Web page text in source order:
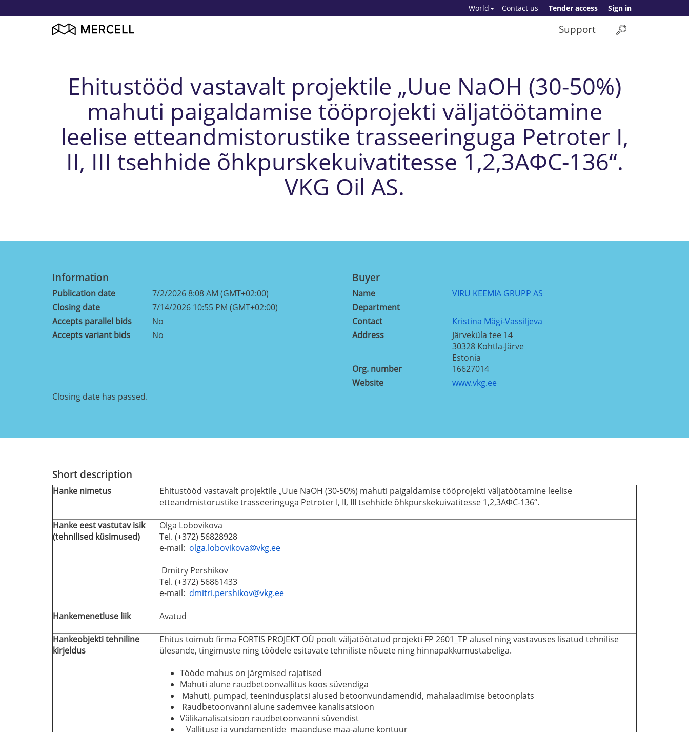
Sign in
Tender access
Contact us
World
Support
Ehitustööd vastavalt projektile „Uue NaOH (30-50%)
mahuti paigaldamise tööprojekti väljatöötamine
leelise etteandmistorustike trasseeringuga Petroter I,
II, III tsehhide õhkpurskekuivatitesse 1,2,3АФС-136“.
VKG Oil AS.
Information
Publication date
7/2/2026 8:08 AM (GMT+02:00)
Closing date
7/14/2026 10:55 PM (GMT+02:00)
Accepts parallel bids
No
Accepts variant bids
No
Buyer
Name
VIRU KEEMIA GRUPP AS
Department
Contact
Kristina Mägi-Vassiljeva
Address
Järveküla tee 14
30328 Kohtla-Järve
Estonia
Org. number
16627014
Website
www.vkg.ee
Closing date has passed.
Short description
Hanke nimetus
Ehitustööd vastavalt projektile „Uue NaOH (30-50%) mahuti paigaldamise tööprojekti väljatöötamine leelise
etteandmistorustike trasseeringuga Petroter I, II, III tsehhide õhkpurskekuivatitesse 1,2,3АФС-136“.
Hanke eest vastutav isik
(tehnilised küsimused)
Olga Lobovikova
Tel. (+372) 56828928
e-mail: olga.lobovikova@vkg.ee
Dmitry Pershikov
Tel. (+372) 56861433
e-mail: dmitri.pershikov@vkg.ee
Hankemenetluse liik Avatud
Hankeobjekti tehniline
kirjeldus
Ehitus toimub firma FORTIS PROJEKT OÜ poolt väljatöötatud projekti FP 2601_TP alusel ning vastavuses lisatud tehnilise
ülesande, tingimuste ning töödele esitavate tehniliste nõuete ning hinnapakkumustabeliga.
Tööde mahus on järgmised rajatised
Mahuti alune raudbetoonvallitus koos süvendiga
Mahuti, pumpad, teenindusplatsi alused betoonvundamendid, mahalaadimise betoonplats
Raudbetoonvanni alune sademvee kanalisatsioon
Välikanalisatsioon raudbetoonvanni süvendist
Vallituse ja vundamentide maanduse maa-alune kontuur